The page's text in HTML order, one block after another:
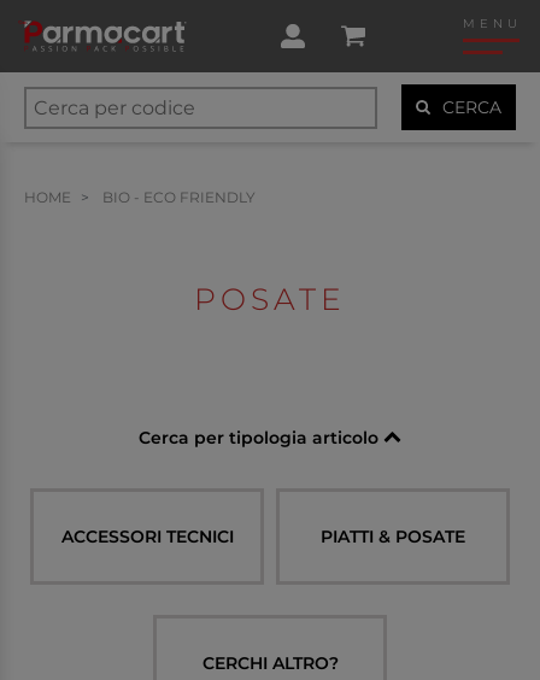
MENU
CERCA
HOME BIO - ECO FRIENDLY
POSATE
Cerca per tipologia articolo
ACCESSORI TECNICI PIATTI & POSATE
CERCHI ALTRO?